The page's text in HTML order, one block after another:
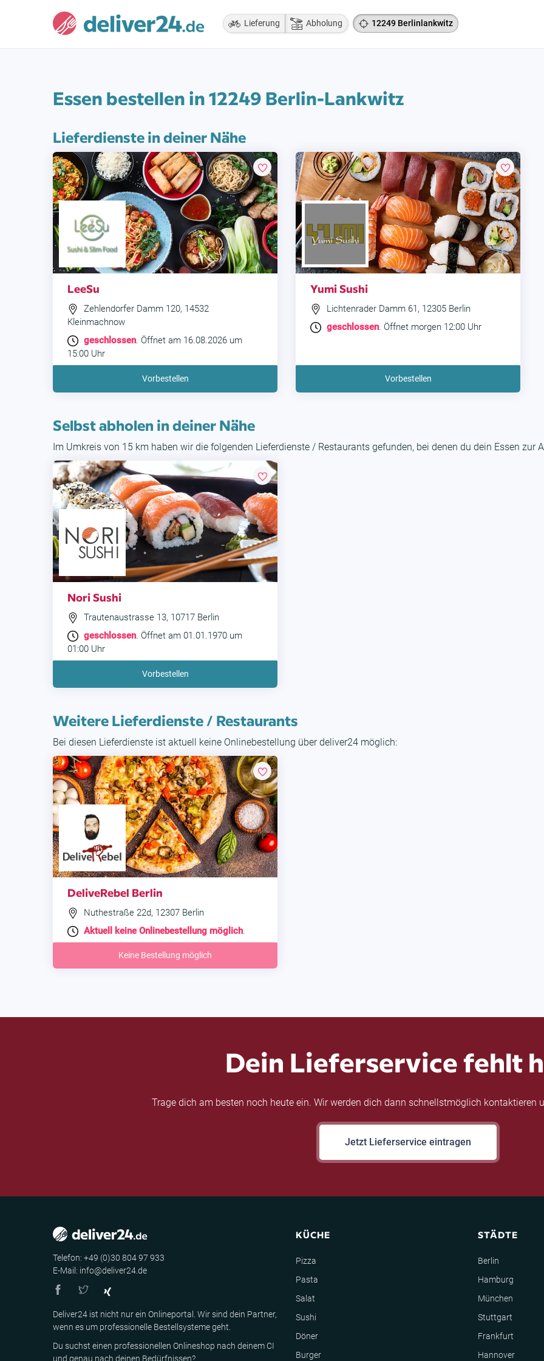
Lieferung Abholung 12249 Berlinlankwitz
Essen bestellen in 12249 Berlin-Lankwitz
Lieferdienste in deiner Nähe
LeeSu
Zehlendorfer Damm 120, 14532
Kleinmachnow
geschlossen. Öffnet am 16.08.2026 um
15:00 Uhr
Vorbestellen
Yumi Sushi
Lichtenrader Damm 61, 12305 Berlin
geschlossen. Öffnet morgen 12:00 Uhr
Vorbestellen
Selbst abholen in deiner Nähe
Im Umkreis von 15 km haben wir die folgenden Lieferdienste / Restaurants gefunden, bei denen du dein Essen zur
Nori Sushi
Trautenaustrasse 13, 10717 Berlin
geschlossen. Öffnet am 01.01.1970 um
01:00 Uhr
Vorbestellen
Weitere Lieferdienste / Restaurants
Bei diesen Lieferdienste ist aktuell keine Onlinebestellung über deliver24 möglich:
DeliveRebel Berlin
Nuthestraße 22d, 12307 Berlin
Aktuell keine Onlinebestellung möglich.
Keine Bestellung möglich
Dein Lieferservice fehlt
Trage dich am besten noch heute ein. Wir werden dich dann schnellstmöglich kontaktieren
Jetzt Lieferservice eintragen
Telefon: +49 (0)30 804 97 933
E-Mail: info@deliver24.de
Deliver24 ist nicht nur ein Onlineportal. Wir sind dein Partner,
wenn es um professionelle Bestellsysteme geht.
Du suchst einen professionellen Onlineshop nach deinem CI
und genau nach deinen Bedürfnissen?
KÜCHE
Pizza
Pasta
Salat
Sushi
Döner
Burger
STÄDTE
Berlin
Hamburg
München
Stuttgart
Frankfurt
Hannover